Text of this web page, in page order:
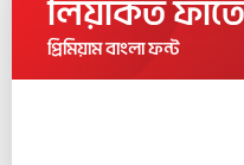
লিয়াকত
প্রিমিয়াম বাংলা ফন্ট